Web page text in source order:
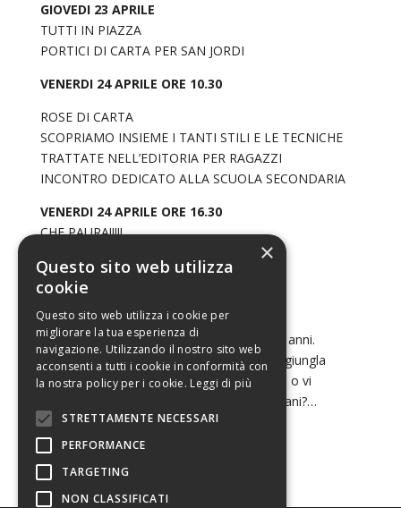
GIOVEDI 23 APRILE
TUTTI IN PIAZZA
PORTICI DI CARTA PER SAN JORDI
VENERDI 24 APRILE ORE 10.30
ROSE DI CARTA
SCOPRIAMO INSIEME I TANTI STILI E LE TECNICHE
TRATTATE NELL’EDITORIA PER RAGAZZI
INCONTRO DEDICATO ALLA SCUOLA SECONDARIA
VENERDI 24 APRILE ORE 16.30
CHE PAURA!!!!!
STORIE PER CHI SI SENTE CORAGGIOSO..
Per bambini dai 4 agli 8 anni
SABATO 25 APRILE ORE 16.30
STORIE DI ANIMALI Per bambini dai 4 ai 7 anni.
Questo pomeriggio volete perdervi in una giungla
misteriosa… preferite una colorata fattoria o vi
vorreste inabissare insieme ai pesci più strani?…
×
Questo sito web utilizza
cookie
Questo sito web utilizza i cookie per
migliorare la tua esperienza di
navigazione. Utilizzando il nostro sito web
acconsenti a tutti i cookie in conformità con
la nostra policy per i cookie. Leggi di più
STRETTAMENTE NECESSARI
PERFORMANCE
TARGETING
NON CLASSIFICATI